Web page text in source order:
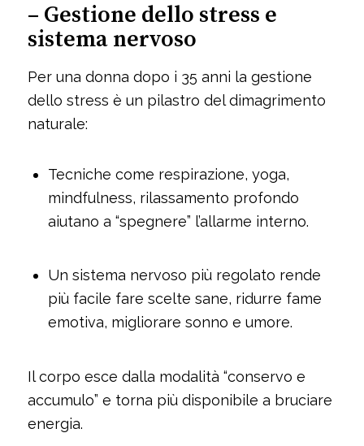
– Gestione dello stress e
sistema nervoso
Per una donna dopo i 35 anni la gestione
dello stress è un pilastro del dimagrimento
naturale:
Tecniche come respirazione, yoga,
mindfulness, rilassamento profondo
aiutano a “spegnere” l’allarme interno.
Un sistema nervoso più regolato rende
più facile fare scelte sane, ridurre fame
emotiva, migliorare sonno e umore.
Il corpo esce dalla modalità “conservo e
accumulo” e torna più disponibile a bruciare
energia.